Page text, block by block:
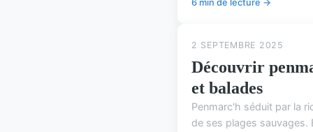
6 min de lecture →
2 SEPTEMBRE 2025
Découvrir
et balades
Penmarc'h séduit par la
de ses plages sauvages.